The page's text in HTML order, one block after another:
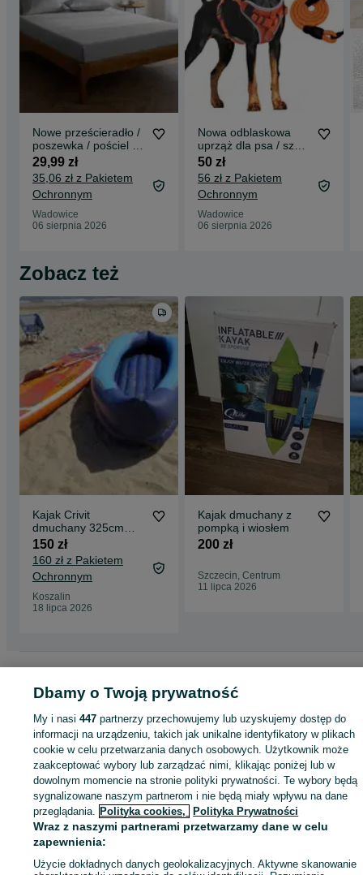
Nowe prześcieradło /
poszewka / pościel /
160x200x40CM
!A2623! OKAZJA!
29,99 zł
35,06 zł z Pakietem
Ochronnym
Wadowice
06 sierpnia 2026
Nowa odblaskowa
uprząż dla psa / szelki
/ smycz ! L ! 1016 !
OKAZJA!
50 zł
56 zł z Pakietem
Ochronnym
Wadowice
06 sierpnia 2026
Zobacz też
Kajak Crivit
dmuchany 325cm
dwuosobowy
150 zł
160 zł z Pakietem
Ochronnym
Koszalin
18 lipca 2026
Kajak dmuchany z
pompką i wiosłem
200 zł
Szczecin, Centrum
11 lipca 2026
Pozostałe
Pozostałe - Małopolskie Pozostałe - Wadowice
KATEGORIA
851255613 Wyświetlenia:
Kup
Dbamy o Twoją prywatność
My i nasi447 partnerzy przechowujemy lub uzyskujemy dostęp do
informacji na urządzeniu, takich jak unikalne identyfikatory w plikach
cookie w celu przetwarzania danych osobowych. Użytkownik może
zaakceptować wybory lub zarządzać nimi, klikając poniżej lub w
dowolnym momencie na stronie polityki prywatności. Te wybory będą
sygnalizowane naszym partnerom i nie będą miały wpływu na dane
przeglądania. Polityka cookies, Polityka Prywatności
Wraz z naszymi partnerami przetwarzamy dane w celu
zapewnienia:
Użycie dokładnych danych geolokalizacyjnych. Aktywne skanowanie